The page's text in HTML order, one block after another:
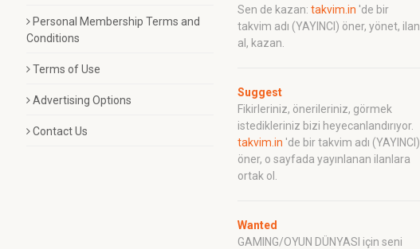
Personal Membership Terms and
Conditions
Terms of Use
Advertising Options
Contact Us
Sen de kazan: takvim.in 'de bir
takvim adı (YAYINCI) öner, yönet, ilan
al, kazan.
Suggest
Fikirleriniz, önerileriniz, görmek
istedikleriniz bizi heyecanlandırıyor.
takvim.in 'de bir takvim adı (YAYINCI)
öner, o sayfada yayınlanan ilanlara
ortak ol.
Wanted
GAMING/OYUN DÜNYASI için seni